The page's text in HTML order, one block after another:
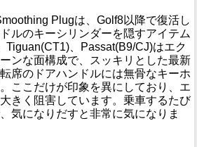
Plugは、Golf8以降で復活し
ルのキーシリンダーを隠すアイテム
Tiguan(CT1)、Passat(B9/CJ)はエク
ンな面構成で、スッキリとした最新
席のドアハンドルには無骨なキーホ
ここだけが印象を異にしており、エ
きく阻害しています。乗車するたび
気になりだすと非常に気になりま